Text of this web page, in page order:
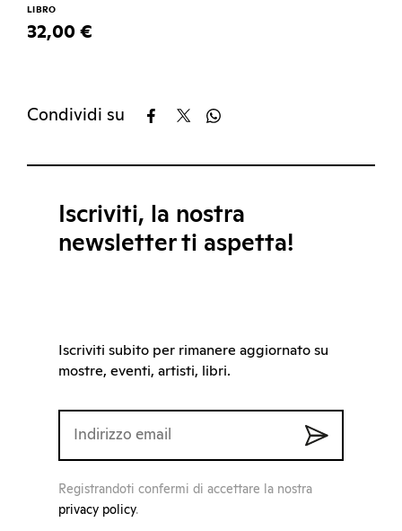
LIBRO
32,00 €
Condividi su
Iscriviti, la nostra
newsletter ti aspetta!
Iscriviti subito per rimanere aggiornato su
mostre, eventi, artisti, libri.
Registrandoti confermi di accettare la nostra
privacy policy.